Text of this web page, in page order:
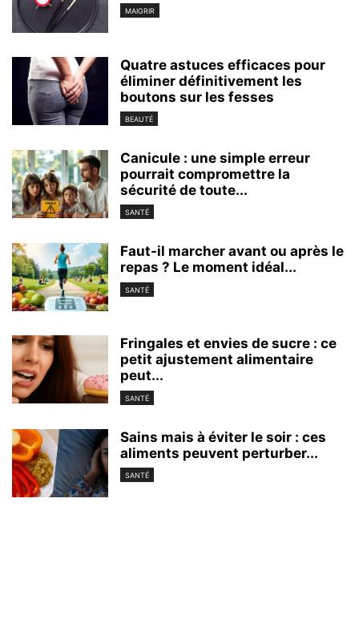
MAIGRIR
Quatre astuces efficaces pour
éliminer définitivement les
boutons sur les fesses
BEAUTÉ
Canicule : une simple erreur
pourrait compromettre la
sécurité de toute...
SANTÉ
Faut-il marcher avant ou après le
repas ? Le moment idéal...
SANTÉ
Fringales et envies de sucre : ce
petit ajustement alimentaire
peut...
SANTÉ
Sains mais à éviter le soir : ces
aliments peuvent perturber...
SANTÉ